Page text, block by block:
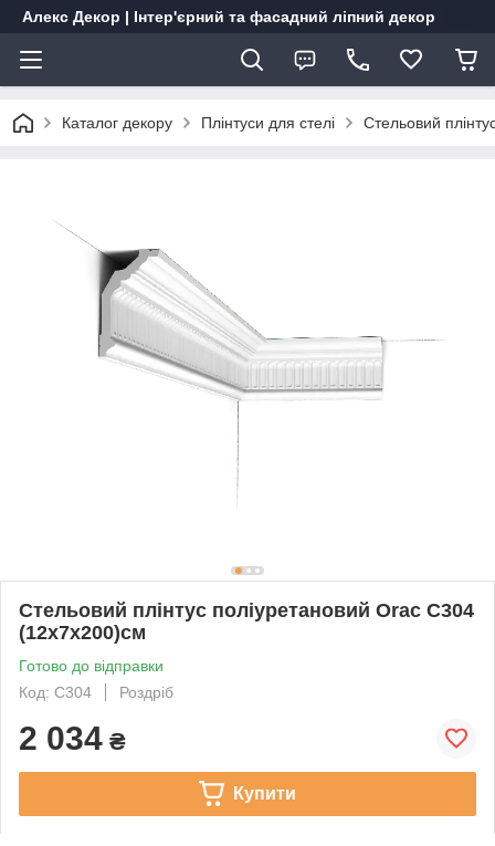
Алекс Декор | Інтер'єрний та фасадний ліпний декор
Каталог декору Плінтуси для стелі Стельовий
Стельовий плінтус поліуретановий Orac C304
(12х7х200)см
Готово до відправки
Код: C304
Роздріб
2 034 ₴
Купити